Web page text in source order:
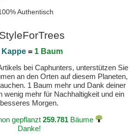
Authentisch
Kappe = 1 Baum
bei Caphunters, unterstützen Sie
an den Orten auf diesem Planeten,
1 Baum mehr und Dank deiner
wenig mehr für Nachhaltigkeit und ein
besseres Morgen.
gepflanzt 259.781Bäume
Danke!